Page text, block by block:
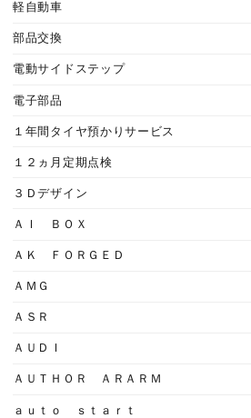
軽自動車
部品交換
電動サイドステップ
電子部品
１年間タイヤ預かりサービス
１２ヵ月定期点検
３Ｄデザイン
ＡＩ ＢＯＸ
ＡＫ ＦＯＲＧＥＤ
ＡＭＧ
ＡＳＲ
ＡＵＤＩ
ＡＵＴＨＯＲ ＡＲＡＲＭ
ａｕｔｏ ｓｔａｒｔ